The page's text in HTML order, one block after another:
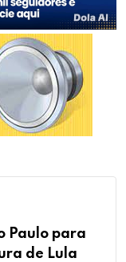
Paulo para
de Lula